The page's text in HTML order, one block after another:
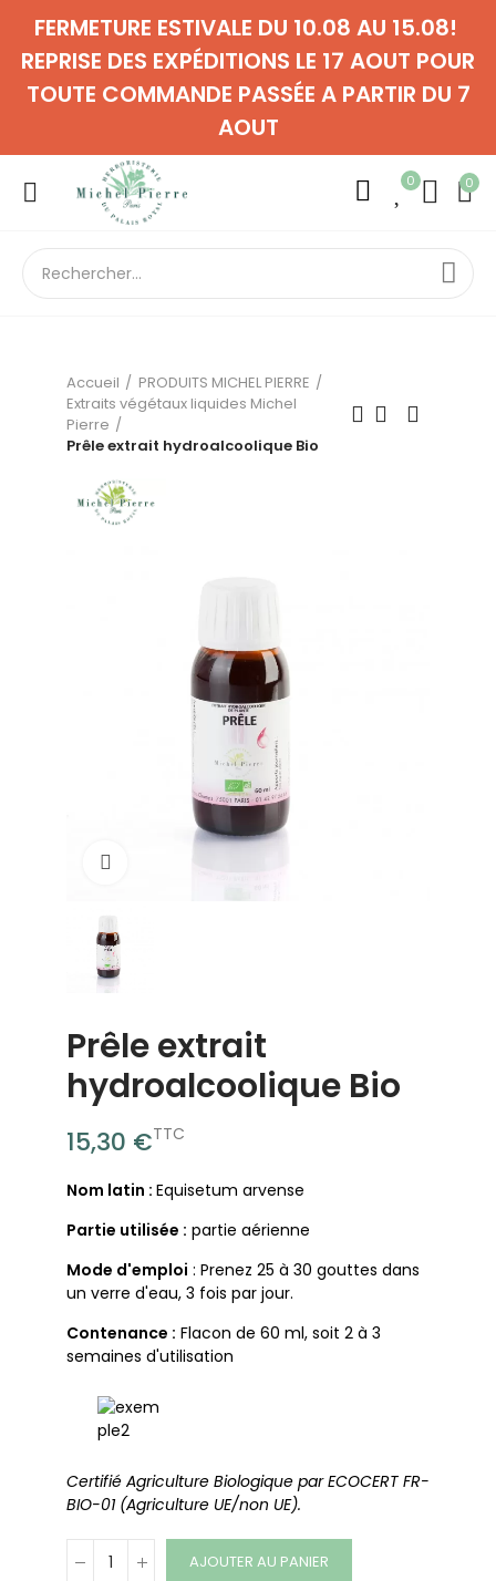
FERMETURE ESTIVALE DU 10.08 AU 15.08!
REPRISE DES EXPÉDITIONS LE 17 AOUT POUR
TOUTE COMMANDE PASSÉE A PARTIR DU 7
AOUT
0 0
Accueil
PRODUITS MICHEL PIERRE
Extraits végétaux liquides Michel
Pierre
Prêle extrait hydroalcoolique Bio
Prêle extrait
hydroalcoolique Bio
15,30 €TTC
Nom latin : Equisetum arvense
Partie utilisée : partie aérienne
Mode d'emploi : Prenez 25 à 30 gouttes dans
un verre d'eau, 3 fois par jour.
Contenance : Flacon de 60 ml, soit 2 à 3
semaines d'utilisation
Certifié Agriculture Biologique par ECOCERT FR-
BIO-01 (Agriculture UE/non UE).
AJOUTER AU PANIER